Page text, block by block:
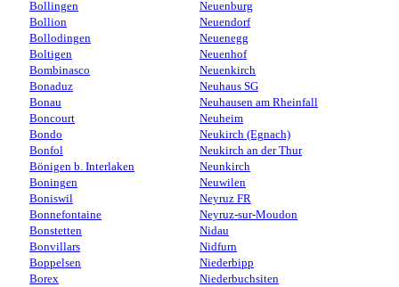
Bollingen
Bollion
Bollodingen
Boltigen
Bombinasco
Bonaduz
Bonau
Boncourt
Bondo
Bonfol
Bönigen b. Interlaken
Boningen
Boniswil
Bonnefontaine
Bonstetten
Bonvillars
Boppelsen
Borex
Neuenburg
Neuendorf
Neuenegg
Neuenhof
Neuenkirch
Neuhaus SG
Neuhausen am Rheinfall
Neuheim
Neukirch (Egnach)
Neukirch an der Thur
Neunkirch
Neuwilen
Neyruz FR
Neyruz-sur-Moudon
Nidau
Nidfurn
Niederbipp
Niederbuchsiten